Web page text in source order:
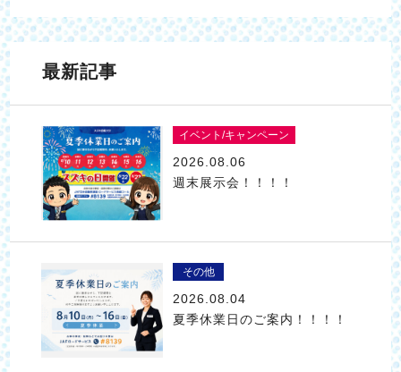
最新記事
イベント/キャンペーン
2026.08.06
週末展示会！！！！
その他
2026.08.04
夏季休業日のご案内！！！！